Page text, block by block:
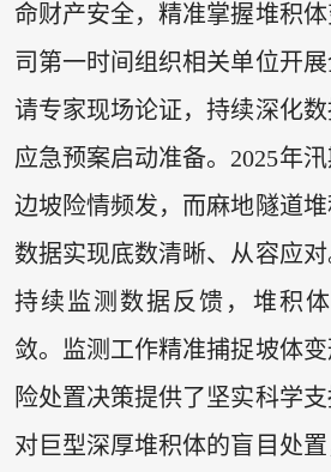
命财产安全，精准掌握堆积
司第一时间组织相关单位开
请专家现场论证，持续深化
应急预案启动准备。2025年
边坡险情频发，而麻地隧道
数据实现底数清晰、从容应
持续监测数据反馈，堆积
敛。监测工作精准捕捉坡体
险处置决策提供了坚实科学
对巨型深厚堆积体的盲目处